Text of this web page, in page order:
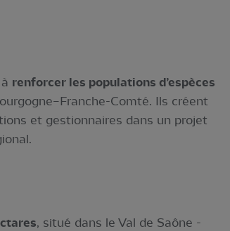
renforcer les populations d’espèces
Comté. Ils créent
et gestionnaires dans un projet
, situé dans le Val de Saône -